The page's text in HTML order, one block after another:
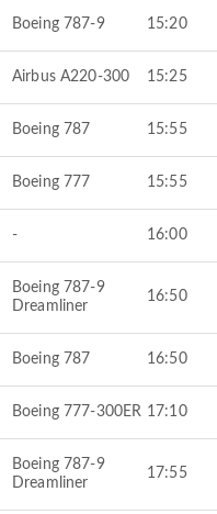
Boeing 787-9 15:20
Airbus A220-300 15:25
Boeing 787 15:55
Boeing 777 15:55
- 16:00
Boeing 787-9
Dreamliner
16:50
Boeing 787 16:50
Boeing 777-300ER 17:10
Boeing 787-9
Dreamliner
17:55